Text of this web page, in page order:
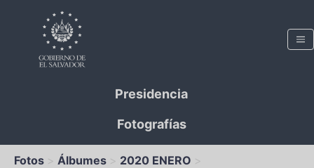
Presidencia
Fotografías
Fotos Álbumes
2020 ENERO